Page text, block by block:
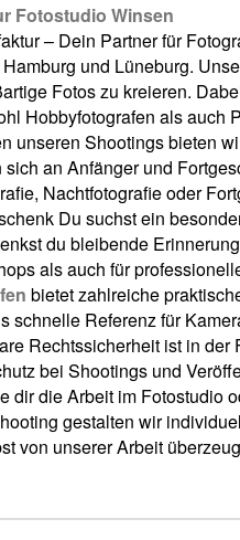
Fotostudio Winsen
– Dein Partner für
und Lüneburg.
Fotos zu kreieren.
Hobbyfotografen als auch
unseren Shootings bieten
an Anfänger und
Nachtfotografie oder
Du suchst ein
du bleibende
als auch für
bietet zahlreiche
schnelle Referenz für
Rechtssicherheit ist in
bei Shootings und
dir die Arbeit im Fotostudio
gestalten wir
von unserer Arbeit